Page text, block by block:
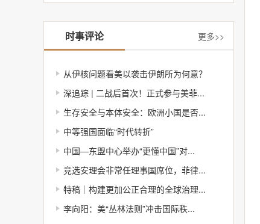
时事评论 更多>>
从伊核问题看美以袭击伊朗所为何意？
深追踪 | 二战后首次！正式参与美菲...
生存安全与本体安全：欧洲小国是否...
中等强国面临“时代转折”
中国—东盟中心举办“更懂中国”对...
竞选安理会非常任理事国席位，菲律...
特稿｜构建更加公正合理的全球治理...
李向阳：美“丛林法则”冲击国际秩...